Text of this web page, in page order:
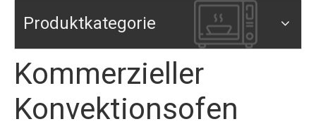
Produktkategorie
Kommerzieller
Konvektionsofen